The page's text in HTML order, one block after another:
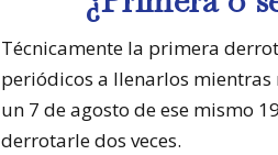
Técnicamente la primera
periódicos a llenarlos
un 7 de agosto de ese mismo
derrotarle dos veces.